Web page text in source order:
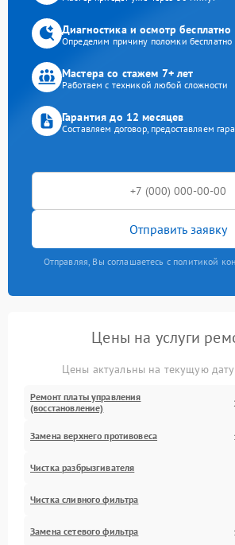
Диагностика и осмотр бесплатно
Определим причину поломки бесплатно
Мастера со стажем 7+ лет
Работаем с техникой любой сложности
Гарантия до 12 месяцев
Составляем договор, предоставляем
Отправить заявку
Отправляя, Вы соглашаетесь с политикой
Цены на услуги
Цены актуальны на текущую
Ремонт платы управления
(восстановление)
Замена верхнего противовеса
Чистка разбрызгивателя
Чистка сливного фильтра
Замена сетевого фильтра